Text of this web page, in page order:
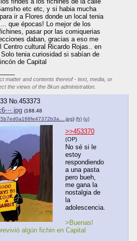
etc etc, y si habia mucha
ir a Flores donde un local tenia
que épocas! Lo mejor de los
pasar por las comiquerias
daban, gracias a eso me
cultural Ricardo Rojas.. en
tenia curiosidad si sabían de
de Capital
matter and contents thereof - text, media, or
the views of the 8kun administration.
No.453373
(188.48
) (h) (u)
>>453370
(OP)
No sé si le
estoy
respondiendo
a una pasta
pero bueh,
me gana la
nostalgia de
la
adolescencia.
>Buenas!
algún fichin en Capital